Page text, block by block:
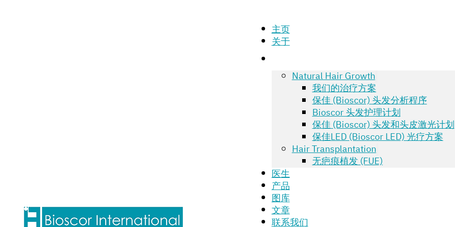
主页
关于
Natural Hair Growth
我们的治疗方案
保佳 (Bioscor) 头发分析程序
Bioscor 头发护理计划
保佳 (Bioscor) 头发和头皮激光计划
保佳LED (Bioscor LED) 光疗方案
Hair Transplantation
无疤痕植发 (FUE)
医生
产品
图库
文章
联系我们